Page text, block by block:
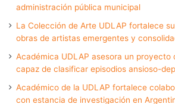
administración pública municipal
La Colección de Arte UDLAP fortalece
obras de artistas emergentes y
Académica UDLAP asesora un proyecto
capaz de clasificar episodios ansioso-
Académico de la UDLAP fortalece
con estancia de investigación en